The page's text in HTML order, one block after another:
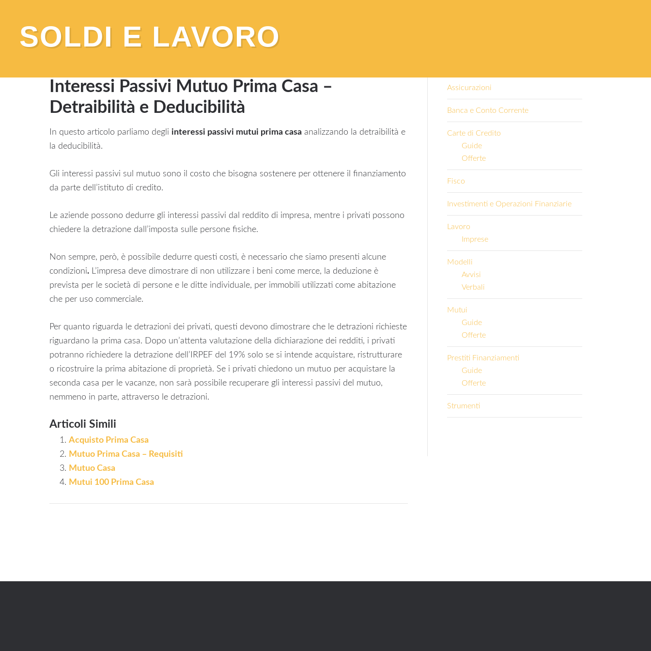
SOLDI E LAVORO
You are here:Home / Mutui / Guide /Interessi Passivi Mutuo Prima Casa – Detraibilità e
Interessi Passivi Mutuo Prima Casa –
Detraibilità e Deducibilità
In questo articolo parliamo degli interessi passivi mutui prima casa analizzando la detraibilità e
la deducibilità.
Gli interessi passivi sul mutuo sono il costo che bisogna sostenere per ottenere il finanziamento
da parte dell’istituto di credito.
Le aziende possono dedurre gli interessi passivi dal reddito di impresa, mentre i privati possono
chiedere la detrazione dall’imposta sulle persone fisiche.
Non sempre, però, è possibile dedurre questi costi, è necessario che siamo presenti alcune
condizioni. L’impresa deve dimostrare di non utilizzare i beni come merce, la deduzione è
prevista per le società di persone e le ditte individuale, per immobili utilizzati come abitazione
che per uso commerciale.
Per quanto riguarda le detrazioni dei privati, questi devono dimostrare che le detrazioni richieste
riguardano la prima casa. Dopo un’attenta valutazione della dichiarazione dei redditi, i privati
potranno richiedere la detrazione dell’IRPEF del 19% solo se si intende acquistare, ristrutturare
o ricostruire la prima abitazione di proprietà. Se i privati chiedono un mutuo per acquistare la
seconda casa per le vacanze, non sarà possibile recuperare gli interessi passivi del mutuo,
nemmeno in parte, attraverso le detrazioni.
Articoli Simili
Acquisto Prima Casa
Mutuo Prima Casa – Requisiti
Mutuo Casa
Mutui 100 Prima Casa
Assicurazioni
Banca e Conto Corrente
Carte di Credito
Guide
Offerte
Fisco
Investimenti e Operazioni Finanziarie
Lavoro
Imprese
Modelli
Avvisi
Verbali
Mutui
Guide
Offerte
Prestiti Finanziamenti
Guide
Offerte
Strumenti